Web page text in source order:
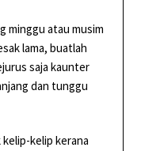
minggu atau musim
lama, buatlah
saja kaunter
dan tunggu
kelip kerana